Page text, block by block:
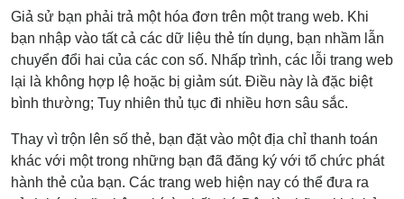
Giả sử bạn phải trả một hóa đơn trên một trang web. Khi
bạn nhập vào tất cả các dữ liệu thẻ tín dụng, bạn nhầm lẫn
chuyển đổi hai của các con số. Nhấp trình, các lỗi trang web
lại là không hợp lệ hoặc bị giảm sút. Điều này là đặc biệt
bình thường; Tuy nhiên thủ tục đi nhiều hơn sâu sắc.
Thay vì trộn lên số thẻ, bạn đặt vào một địa chỉ thanh toán
khác với một trong những bạn đã đăng ký với tổ chức phát
hành thẻ của bạn. Các trang web hiện nay có thể đưa ra